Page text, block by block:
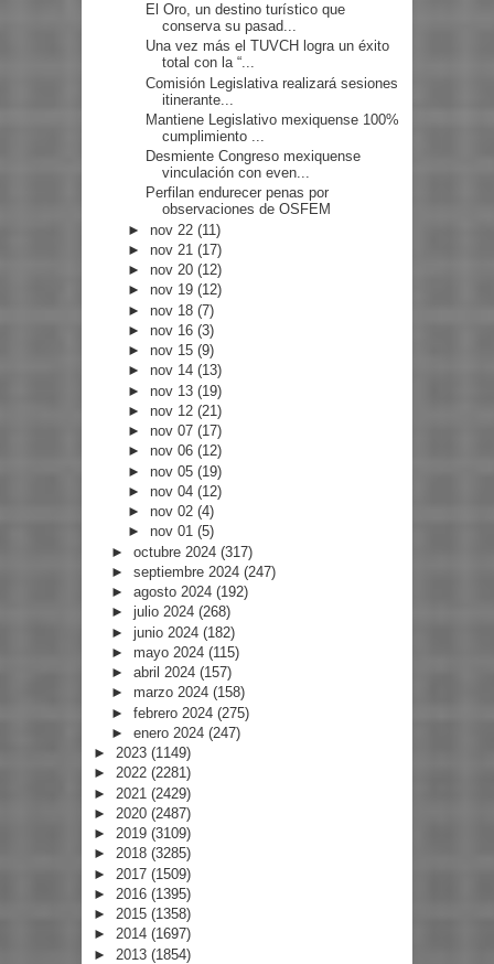
El Oro, un destino turístico que
conserva su pasad...
Una vez más el TUVCH logra un éxito
total con la “...
Comisión Legislativa realizará sesiones
itinerante...
Mantiene Legislativo mexiquense 100%
cumplimiento ...
Desmiente Congreso mexiquense
vinculación con even...
Perfilan endurecer penas por
observaciones de OSFEM
► nov 22(11)
► nov 21(17)
► nov 20(12)
► nov 19(12)
► nov 18(7)
► nov 16(3)
► nov 15(9)
► nov 14(13)
► nov 13(19)
► nov 12(21)
► nov 07(17)
► nov 06(12)
► nov 05(19)
► nov 04(12)
► nov 02(4)
► nov 01(5)
► octubre 2024 (317)
► septiembre 2024 (247)
► agosto 2024 (192)
► julio 2024 (268)
► junio 2024 (182)
► mayo 2024 (115)
► abril 2024 (157)
► marzo 2024 (158)
► febrero 2024 (275)
► enero 2024 (247)
► 2023 (1149)
► 2022 (2281)
► 2021 (2429)
► 2020 (2487)
► 2019 (3109)
► 2018 (3285)
► 2017 (1509)
► 2016 (1395)
► 2015 (1358)
► 2014 (1697)
► 2013 (1854)